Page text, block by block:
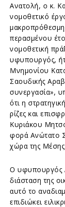
Ανατολή, ο κ.
νομοθετικό
περασμένου
νομοθετική
υφυπουργός,
Μνημονίου
Σαουδικής
συνεργασία»,
ότι η
ρίζες και
Κυριάκου
φορά Ανώτατο
χώρα της
Ο υφυπουργός
διάσταση της
αυτό το
επιδιώκει